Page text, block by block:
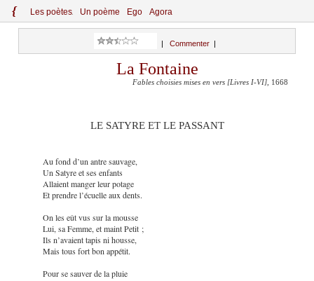
{ Les poètes Un poème Ego Agora
Commenter
La Fontaine
Fables choisies mises en vers [Livres I-VI] , 1668
LE SATYRE ET LE PASSANT
Au fond d’un antre sauvage,
Un Satyre et ses enfants
Allaient manger leur potage
Et prendre l’écuelle aux dents.
On les eût vus sur la mousse
Lui, sa Femme, et maint Petit ;
Ils n’avaient tapis ni housse,
Mais tous fort bon appétit.
Pour se sauver de la pluie